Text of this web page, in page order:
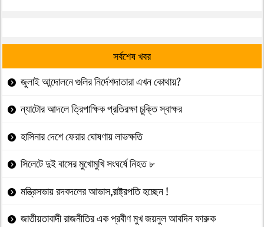
সর্বশেষ খবর
জুলাই আন্দোলনে গুলির নির্দেশদাতারা এখন কোথায়?
ন্যাটোর আদলে ত্রিপাক্ষিক প্রতিরক্ষা চুক্তি স্বাক্ষর
হাসিনার দেশে ফেরার ঘোষণায় লাভক্ষতি
সিলেটে দুই বাসের মুখোমুখি সংঘর্ষে নিহত ৮
মন্ত্রিসভায় রদবদলের আভাস,রাষ্ট্রপতি হচ্ছেন !
জাতীয়তাবাদী রাজনীতির এক প্রবীণ মুখ জয়নুল আবদিন ফারুক